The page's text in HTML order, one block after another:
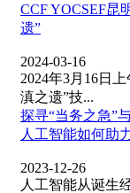
CCF YOCSEF昆
遗”
2024-03-16
2024年3月16日
滇之遗”技...
探寻“当务之急”
人工智能如何助
2023-12-26
人工智能从诞生